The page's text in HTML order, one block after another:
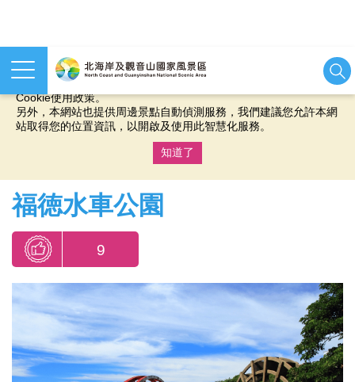
本網站使用cookies等相關技術以持續優化網站服務，並有助於為
您提供更佳的體驗，當您繼續使用本網站即表示您同意我們的
Cookie使用政策。
另外，本網站也提供周邊景點自動偵測服務，我們建議您允許本網
站取得您的位置資訊，以開啟及使用此智慧化服務。
知道了
福徳水車公園
9